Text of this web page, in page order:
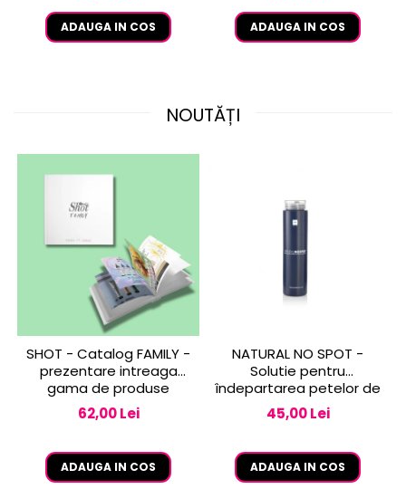
ADAUGA IN COS ADAUGA IN COS
NOUTĂȚI
SHOT - Catalog FAMILY -
prezentare intreaga
gama de produse
62,00 Lei
ADAUGA IN COS
NATURAL NO SPOT -
Solutie pentru
îndepartarea petelor de
vopsea de pe piele 250
ml
45,00 Lei
ADAUGA IN COS